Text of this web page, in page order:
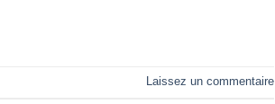
Laissez un commentaire